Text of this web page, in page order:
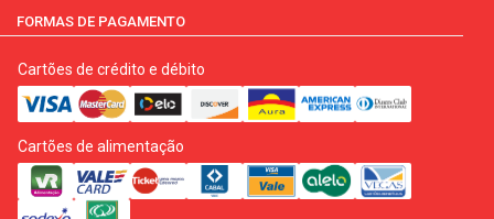
FORMAS DE PAGAMENTO
Cartões de crédito e débito
Cartões de alimentação